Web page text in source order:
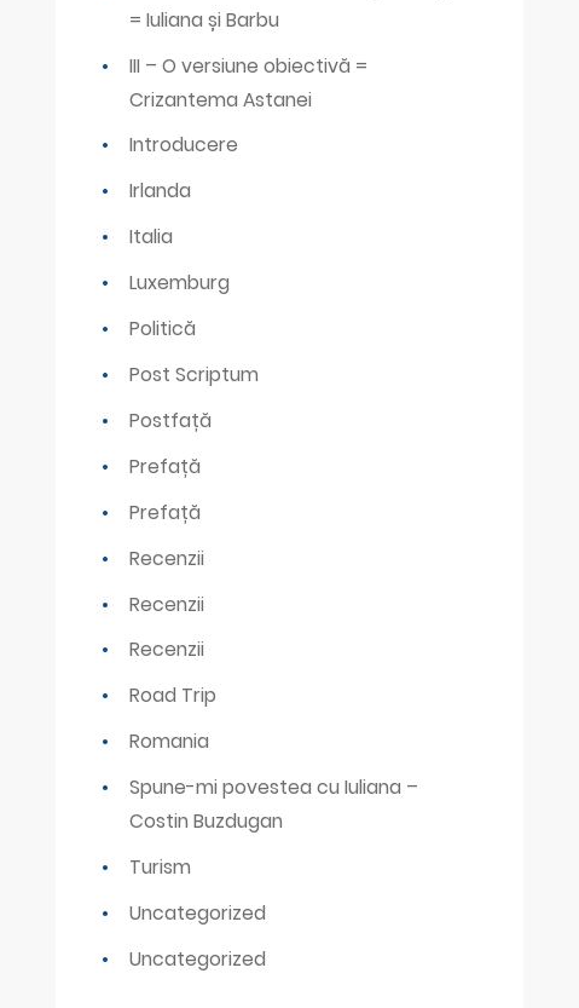
= Iuliana și Barbu
III – O versiune obiectivă =
Crizantema Astanei
Introducere
Irlanda
Italia
Luxemburg
Politică
Post Scriptum
Postfață
Prefață
Prefață
Recenzii
Recenzii
Recenzii
Road Trip
Romania
Spune-mi povestea cu Iuliana –
Costin Buzdugan
Turism
Uncategorized
Uncategorized